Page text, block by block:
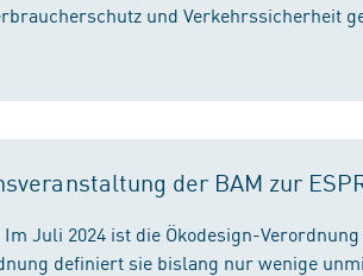
und Verkehrssicherheit
der BAM zur
Juli 2024 ist die Ökodesign-
definiert sie bislang nur wenige